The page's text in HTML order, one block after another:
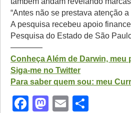
“Antes não se prestava atenção a
A pesquisa recebeu apoio
Pesquisa do Estado de São
————
Conheça Além de Darwin,
Siga-me no Twitter
Para saber quem sou: meu
Facebook
Mastodon
Email